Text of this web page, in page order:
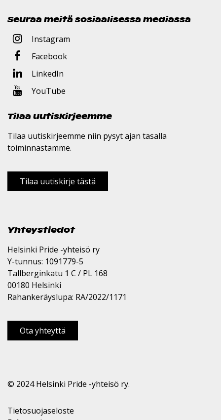
Seuraa meitä sosiaalisessa mediassa
Instagram
Facebook
LinkedIn
YouTube
Tilaa uutiskirjeemme
Tilaa uutiskirjeemme niin pysyt ajan tasalla
toiminnastamme.
Tilaa uutiskirje tästä
Yhteystiedot
Helsinki Pride -yhteisö ry
Y-tunnus: 1091779-5
Tallberginkatu 1 C / PL 168
00180 Helsinki
Rahankeräyslupa: RA/2022/1171
Ota yhteyttä
© 2024 Helsinki Pride -yhteisö ry.
Tietosuojaseloste